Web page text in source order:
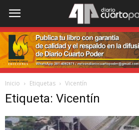
Inicio Etiquetas Vicentín
Etiqueta: Vicentín